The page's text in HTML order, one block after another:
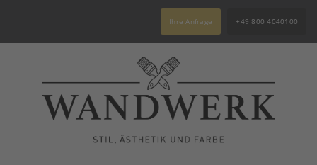
Ihre Anfrage +49 800 4040100